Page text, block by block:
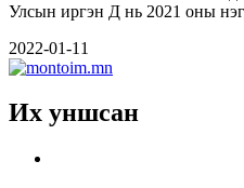
Улсын иргэн Д нь 2021 оны
2022-01-11
Их уншсан